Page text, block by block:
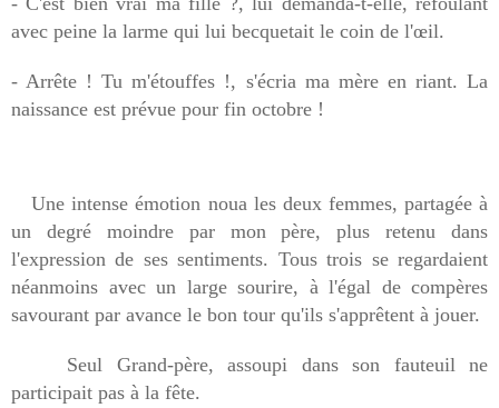
avec peine la larme qui lui becquetait le coin de l'œil.
- Arrête ! Tu m'étouffes !, s'écria ma mère en riant. La
naissance est prévue pour fin octobre !
Une intense émotion noua les deux femmes, partagée à
un degré moindre par mon père, plus retenu dans
l'expression de ses sentiments. Tous trois se regardaient
néanmoins avec un large sourire, à l'égal de compères
savourant par avance le bon tour qu'ils s'apprêtent à jouer.
Seul Grand-père, assoupi dans son fauteuil ne
participait pas à la fête.